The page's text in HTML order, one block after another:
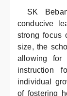
SK
conducive
strong focus
size, the
allowing for
instruction
individual
of fostering